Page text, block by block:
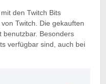
den Twitch Bits
Twitch. Die gekauften
benutzbar. Besonders
verfügbar sind, auch bei